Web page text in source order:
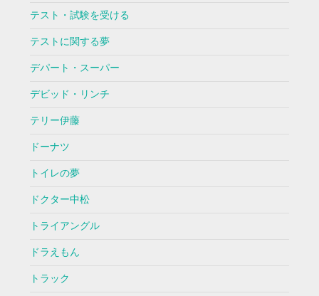
テスト・試験を受ける
テストに関する夢
デパート・スーパー
デビッド・リンチ
テリー伊藤
ドーナツ
トイレの夢
ドクター中松
トライアングル
ドラえもん
トラック